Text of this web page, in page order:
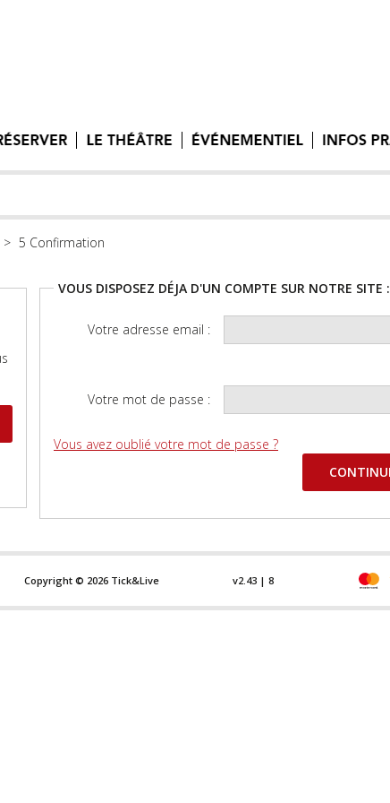
Confirmation
VOUS DISPOSEZ DÉJA D'UN COMPTE SUR NOTRE SITE :
Votre adresse email :
Votre mot de passe :
Vous avez oublié votre mot de passe ?
Copyright © 2026 Tick&Live v2.43 | 8